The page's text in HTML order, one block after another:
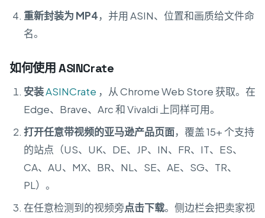
重新封装为 MP4，并用 ASIN、位置和画质给文件命
名。
如何使用 ASINCrate
安装ASINCrate ，从 Chrome Web Store 获取。在
Edge、Brave、Arc 和 Vivaldi 上同样可用。
打开任意带视频的亚马逊产品页面，覆盖 15+ 个支持
的站点（US、UK、DE、JP、IN、FR、IT、ES、
CA、AU、MX、BR、NL、SE、AE、SG、TR、
PL）。
在任意检测到的视频旁点击下载。侧边栏会把卖家视